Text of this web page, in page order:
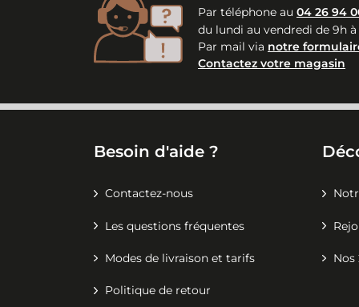
Par téléphone au 04 26 94
du lundi au vendredi de 9h à
Par mail via notre
Contactez votre magasin
Besoin d'aide ?
Contactez-nous
Les questions fréquentes
Modes de livraison et tarifs
Politique de retour
Nos